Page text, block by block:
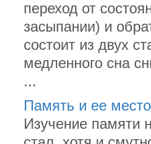
переход от
засыпании) и
состоит из двух
медленного сна
...
Память и ее
Изучение памяти